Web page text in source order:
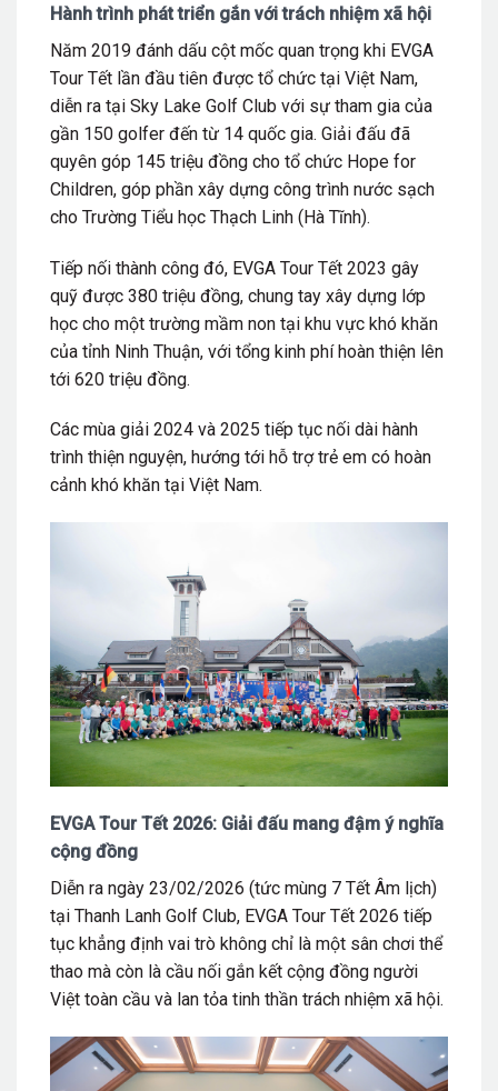
Hành trình phát triển gắn với trách nhiệm xã hội
Năm 2019 đánh dấu cột mốc quan trọng khi EVGA
Tour Tết lần đầu tiên được tổ chức tại Việt Nam,
diễn ra tại Sky Lake Golf Club với sự tham gia của
gần 150 golfer đến từ 14 quốc gia. Giải đấu đã
quyên góp 145 triệu đồng cho tổ chức Hope for
Children, góp phần xây dựng công trình nước sạch
cho Trường Tiểu học Thạch Linh (Hà Tĩnh).
Tiếp nối thành công đó, EVGA Tour Tết 2023 gây
quỹ được 380 triệu đồng, chung tay xây dựng lớp
học cho một trường mầm non tại khu vực khó khăn
của tỉnh Ninh Thuận, với tổng kinh phí hoàn thiện lên
tới 620 triệu đồng.
Các mùa giải 2024 và 2025 tiếp tục nối dài hành
trình thiện nguyện, hướng tới hỗ trợ trẻ em có hoàn
cảnh khó khăn tại Việt Nam.
EVGA Tour Tết 2026: Giải đấu mang đậm ý nghĩa
cộng đồng
Diễn ra ngày 23/02/2026 (tức mùng 7 Tết Âm lịch)
tại Thanh Lanh Golf Club, EVGA Tour Tết 2026 tiếp
tục khẳng định vai trò không chỉ là một sân chơi thể
thao mà còn là cầu nối gắn kết cộng đồng người
Việt toàn cầu và lan tỏa tinh thần trách nhiệm xã hội.